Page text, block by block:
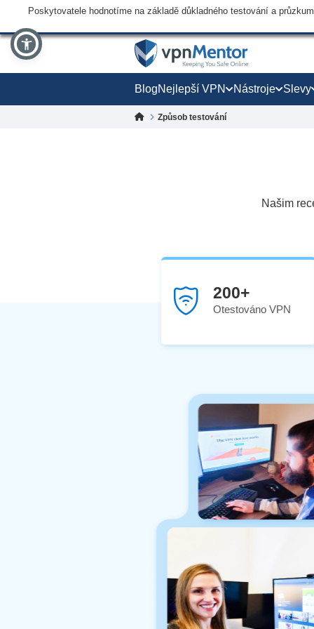
Poskytovatele hodnotíme na základě důkladného testování a
BlogNejlepší VPN Nástroje Slevy
Způsob testování
Našim
200+
Otestováno VPN